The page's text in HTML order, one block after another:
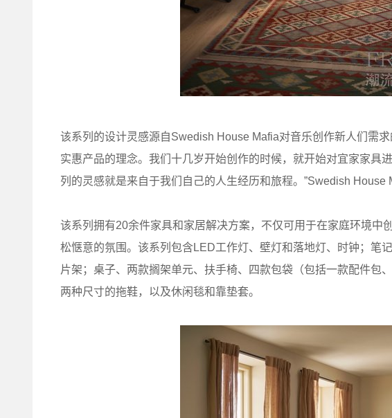
该系列的设计灵感源自Swedish House Mafia对音乐创作新人们需
实惠产品的理念。我们十几岁开始创作的时候，就开始对宜家家具
列的灵感就是来自于我们自己的人生经历和旅程。”Swedish House
该系列拥有20余件家具和家居解决方案，不仅可用于在家庭环境中
松惬意的氛围。该系列包含LED工作灯、壁灯和落地灯、时钟；笔
片架；桌子、两款搁架单元、扶手椅、四款包袋（包括一款配件包
两种尺寸的拖鞋，以及休闲毯和靠垫套。